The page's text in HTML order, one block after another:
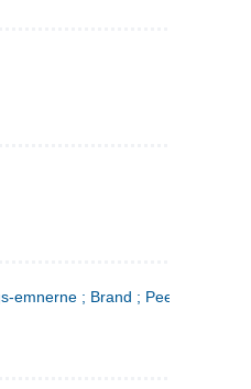
emnerne ; Brand ; Peer Gynt. 2